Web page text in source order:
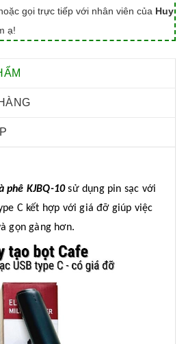
gọi trực tiếp với nhân viên của Huy
ạ!
phê KJBQ-10sử dụng pin sạc với
C kết hợp với giá đỡ giúp việc
gọn gàng hơn.